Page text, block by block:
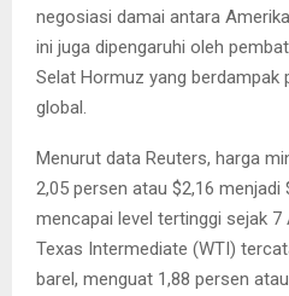
negosiasi damai antara
ini juga dipengaruhi oleh
Selat Hormuz yang berdampak
global.
Menurut data Reuters, harga
2,05 persen atau $2,16 menjadi
mencapai level tertinggi sejak
Texas Intermediate (WTI)
barel, menguat 1,88 persen